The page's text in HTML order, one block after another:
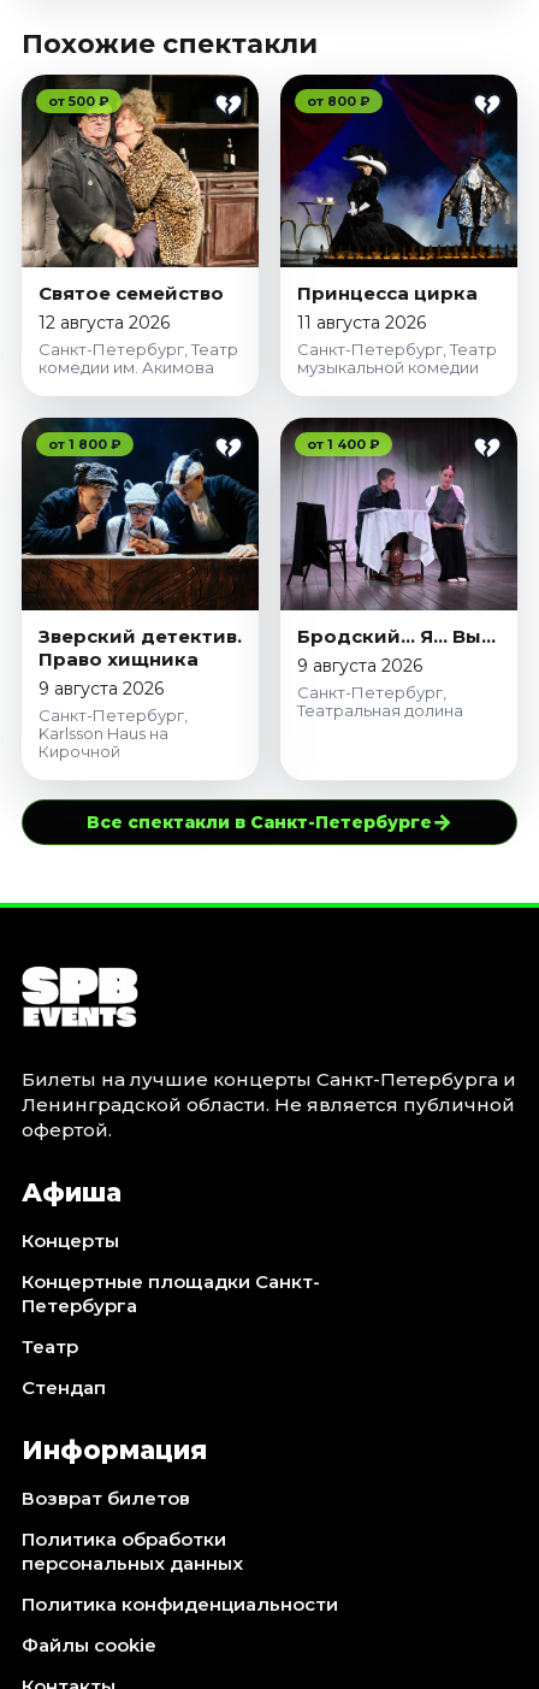
Похожие спектакли
от 500 ₽
Святое семейство
12 августа 2026
Санкт-Петербург, Театр
комедии им. Акимова
от 800 ₽
Принцесса цирка
11 августа 2026
Санкт-Петербург, Театр
музыкальной комедии
от 1 800 ₽
Зверский детектив.
Право хищника
9 августа 2026
Санкт-Петербург,
Karlsson Haus на
Кирочной
от 1 400 ₽
Бродский… Я… Вы…
9 августа 2026
Санкт-Петербург,
Театральная долина
Все спектакли в Санкт-Петербурге→
Билеты на лучшие концерты Санкт-Петербурга и
Ленинградской области. Не является публичной
офертой.
Афиша
Концерты
Концертные площадки Санкт-
Петербурга
Театр
Стендап
Информация
Возврат билетов
Политика обработки
персональных данных
Политика конфиденциальности
Файлы cookie